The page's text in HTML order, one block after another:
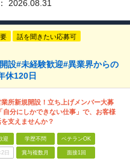
2026.08.31
話を聞きたい応募可
設#未経験歓迎#異業界からの
休120日
業所新規開設！立ち上げメンバー大募
自分にしかできない仕事」で、お客様
支えませんか？
迎 学歴不問 ベテランOK
日 賞与複数月 面接1回